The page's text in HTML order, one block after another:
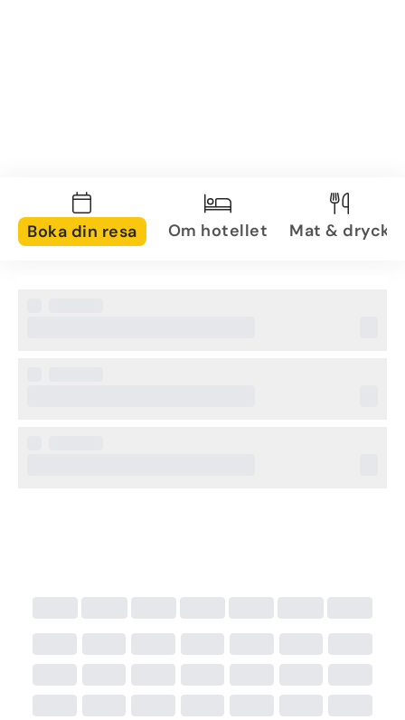
Boka din resa Om hotellet Mat & dryck